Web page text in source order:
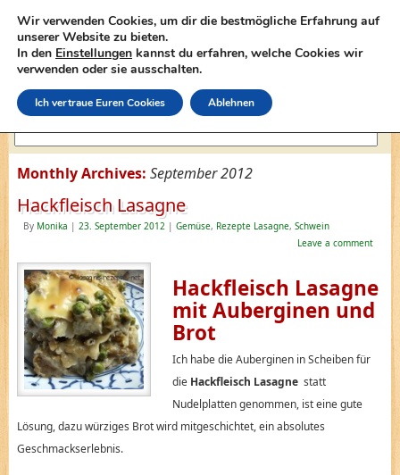
lasagne-rezepte.net
Monthly Archives: September 2012
Hackfleisch Lasagne
By Monika | 23. September 2012 | Gemüse, Rezepte Lasagne, Schwein
Leave a comment
Hackfleisch Lasagne
mit Auberginen und
Brot
Ich habe die Auberginen in Scheiben für
dieHackfleisch Lasagnestatt
Nudelplatten genommen, ist eine gute
Lösung, dazu würziges Brot wird mitgeschichtet, ein absolutes
Geschmackserlebnis.
Wir verwenden Cookies, um dir die bestmögliche Erfahrung auf
unserer Website zu bieten.
In den Einstellungen kannst du erfahren, welche Cookies wir
verwenden oder sie ausschalten.
Ich vertraue Euren Cookies Ablehnen